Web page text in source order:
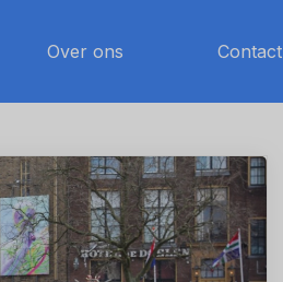
Over ons Contact